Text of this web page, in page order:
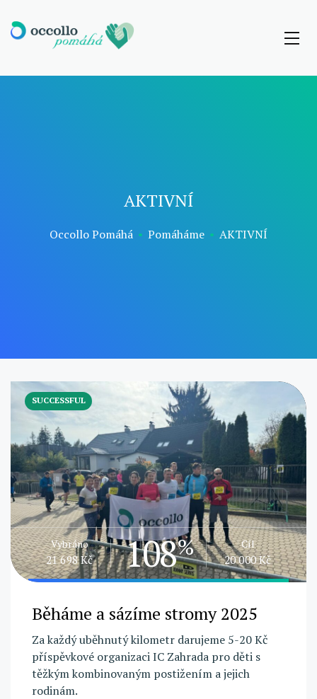
AKTIVNÍ
Occollo Pomáhá • Pomáháme • AKTIVNÍ
Běháme a sázíme stromy 2025
Za každý uběhnutý kilometr darujeme 5-20 Kč
příspěvkové organizaci IC Zahrada pro děti s
těžkým kombinovaným postižením a jejich
rodinám.
SUCCESSFUL
Vybráno
21 698 Kč 108% Cíl
20 000 Kč